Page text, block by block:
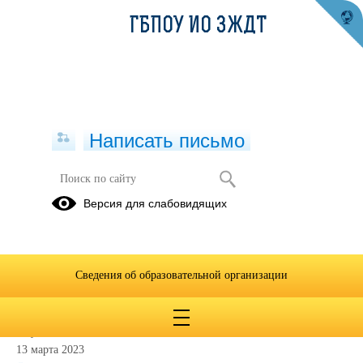
Порядок организации и
деятельности по образовательным
программам среднего
профессионального образования (1)
13 марта 2023
ГБПОУ ИО ЗЖДТ
Написать письмо
Версия для слабовидящих
Сведения об образовательной организации